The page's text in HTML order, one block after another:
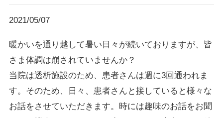
2021/05/07
暖かいを通り越して暑い日々が続いておりますが、皆
さま体調は崩されていませんか？
当院は透析施設のため、患者さんは週に3回通われま
す。そのため、日々、患者さんと接していると様々な
お話をさせていただきます。時には趣味のお話をお聞